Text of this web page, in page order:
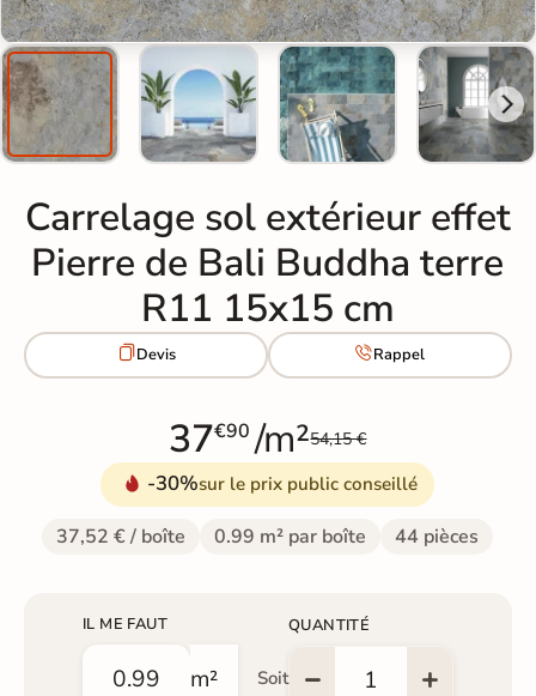
Carrelage sol extérieur effet
Pierre de Bali Buddha terre
R11 15x15 cm
Devis Rappel
37€90 /m²54,15 €
-30%sur le prix public conseillé
37,52 € / boîte 0.99 m² par boîte 44 pièces
IL ME FAUT
m² Soit
QUANTITÉ